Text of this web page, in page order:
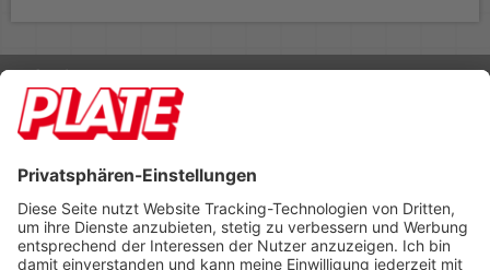
Rufen Sie uns an 04298 401-0
Lieferbedingungen Impressum
Footer anzeigen
PLATE Büromaterial Vertriebs GmbH